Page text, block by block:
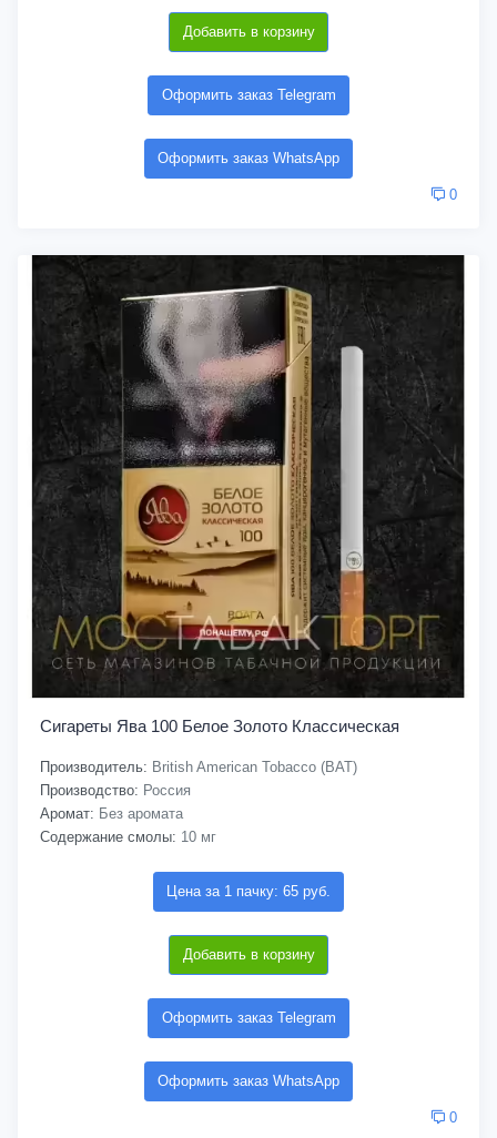
Добавить в корзину
Оформить заказ Telegram
Оформить заказ WhatsApp
0
Сигареты Ява 100 Белое Золото Классическая
Производитель: British American Tobacco (BAT)
Производство: Россия
Аромат: Без аромата
Содержание смолы: 10 мг
Цена за 1 пачку: 65 руб.
Добавить в корзину
Оформить заказ Telegram
Оформить заказ WhatsApp
0